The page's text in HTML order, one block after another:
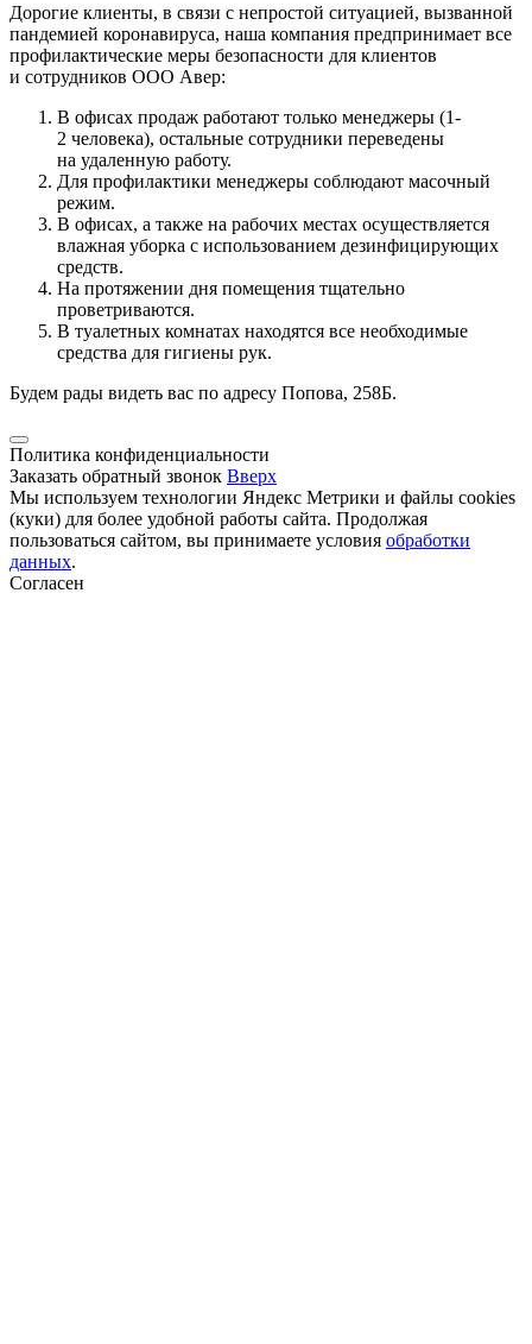
Дорогие клиенты, в связи с непростой ситуацией, вызванной
пандемией коронавируса, наша компания предпринимает все
профилактические меры безопасности для клиентов
и сотрудников ООО Авер:
В офисах продаж работают только менеджеры (1-
2 человека), остальные сотрудники переведены
на удаленную работу.
Для профилактики менеджеры соблюдают масочный
режим.
В офисах, а также на рабочих местах осуществляется
влажная уборка с использованием дезинфицирующих
средств.
На протяжении дня помещения тщательно
проветриваются.
В туалетных комнатах находятся все необходимые
средства для гигиены рук.
Будем рады видеть вас по адресу Попова, 258Б.
Политика конфиденциальности
Заказать обратный звонок Вверх
Мы используем технологии Яндекс Метрики и файлы cookies
(куки) для более удобной работы сайта. Продолжая
пользоваться сайтом, вы принимаете условия обработки
данных.
Согласен